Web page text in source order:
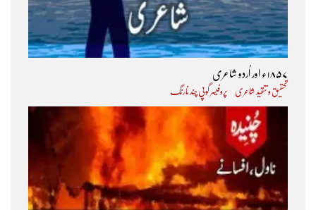
۱۸۵۷ء اور اُردو شاعری
تحقیق و تنقید شاعری پروفیسر گوپی چند نارنگ